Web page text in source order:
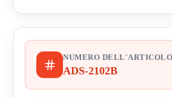
NUMERO DELL'ARTICOLO
ADS-2102B